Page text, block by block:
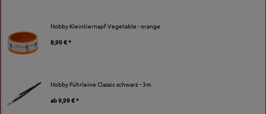
Nobby Kleintiernapf Vegetable - orange
8,99 € *
Nobby Führleine Classic schwarz - 3m
ab9,99 € *